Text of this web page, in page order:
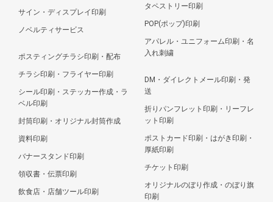
サイン・ディスプレイ印刷
ノベルティサービス
ポスティングチラシ印刷・配布
チラシ印刷・フライヤー印刷
シール印刷・ステッカー作成・ラ
ベル印刷
封筒印刷・オリジナル封筒作成
資料印刷
バナースタンド印刷
領収書・伝票印刷
飲食店・店舗ツール印刷
タペストリー印刷
POP(ポップ)印刷
アパレル・ユニフォーム印刷・名
入れ刺繍
DM・ダイレクトメール印刷・発
送
折りパンフレット印刷・リーフレ
ット印刷
ポストカード印刷・はがき印刷・
厚紙印刷
チケット印刷
オリジナルのぼり作成・のぼり旗
印刷